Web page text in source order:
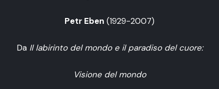
Petr Eben (1929-2007)
Da Il labirinto del mondo e il paradiso del cuore:
Visione del mondo